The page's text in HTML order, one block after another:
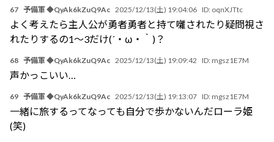
67 予備軍 ◆QyAk6kZuQ9Ac 2025/12/13(土) 19:04:06 ID: oqnXJTtc
よく考えたら主人公が勇者勇者と持て囃されたり疑問視さ
れたりするの1～3だけ(´・ω・｀)？
68 予備軍 ◆QyAk6kZuQ9Ac 2025/12/13(土) 19:09:42 ID: mgsz1E7M
声かっこいい…
69 予備軍 ◆QyAk6kZuQ9Ac 2025/12/13(土) 19:13:07 ID: mgsz1E7M
一緒に旅するってなっても自分で歩かないんだローラ姫
(笑)